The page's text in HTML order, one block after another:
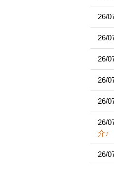
26/
26/
26/
26/
26/
26/
介♪
26/